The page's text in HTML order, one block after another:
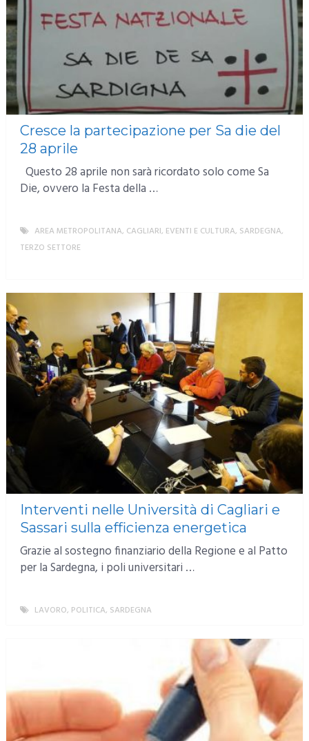
Cresce la partecipazione per Sa die del
28 aprile
Questo 28 aprile non sarà ricordato solo come Sa
Die, ovvero la Festa della …
AREA METROPOLITANA, CAGLIARI, EVENTI E CULTURA, SARDEGNA,
TERZO SETTORE
Interventi nelle Università di Cagliari e
Sassari sulla efficienza energetica
Grazie al sostegno finanziario della Regione e al Patto
per la Sardegna, i poli universitari …
LAVORO, POLITICA, SARDEGNA